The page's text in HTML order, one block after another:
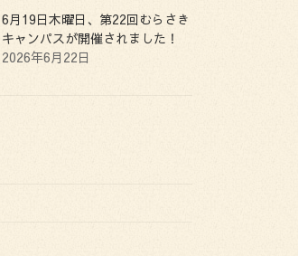
6月19日木曜日、第22回むらさき
キャンパスが開催されました！
2026年6月22日